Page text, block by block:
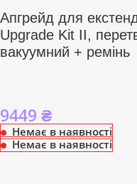
Апгрейд для
Upgrade Kit II,
вакуумний + ремінь
9449 ₴
Немає в наявності
Немає в наявності